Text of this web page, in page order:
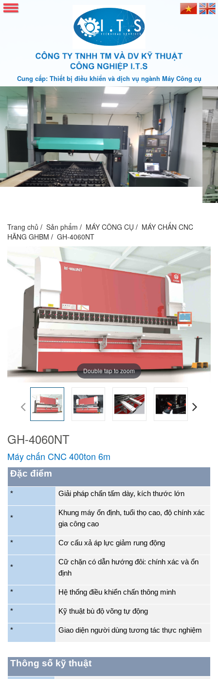
Cung cấp: Thiết bị điều khiển và dịch vụ ngành Máy Công cụ
Trang chủ Sản phẩm MÁY CÔNG CỤ
MÁY CHẤN CNC
HÃNG GHBM
GH-4060NT
Double tap to zoom
GH-4060NT
Máy chấn CNC 400ton 6m
Đặc điểm
* Giải pháp chấn tấm dày, kích thước lớn
*
Khung máy ổn định, tuổi thọ cao, độ chính xác
gia công cao
* Cơ cấu xả áp lực giảm rung động
*
Cữ chặn có dẫn hướng đôi: chính xác và ổn
định
* Hệ thống điều khiển chấn thông minh
* Kỹ thuật bù độ võng tự động
* Giao diện người dùng tương tác thực nghiệm
Thông số kỹ thuật